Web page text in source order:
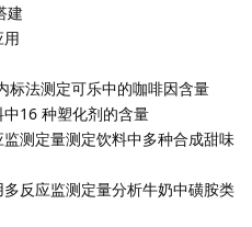
建
标法测定可乐中的咖啡因含量
16 种塑化剂的含量
测定量测定饮料中多种合成甜味
反应监测定量分析牛奶中磺胺类